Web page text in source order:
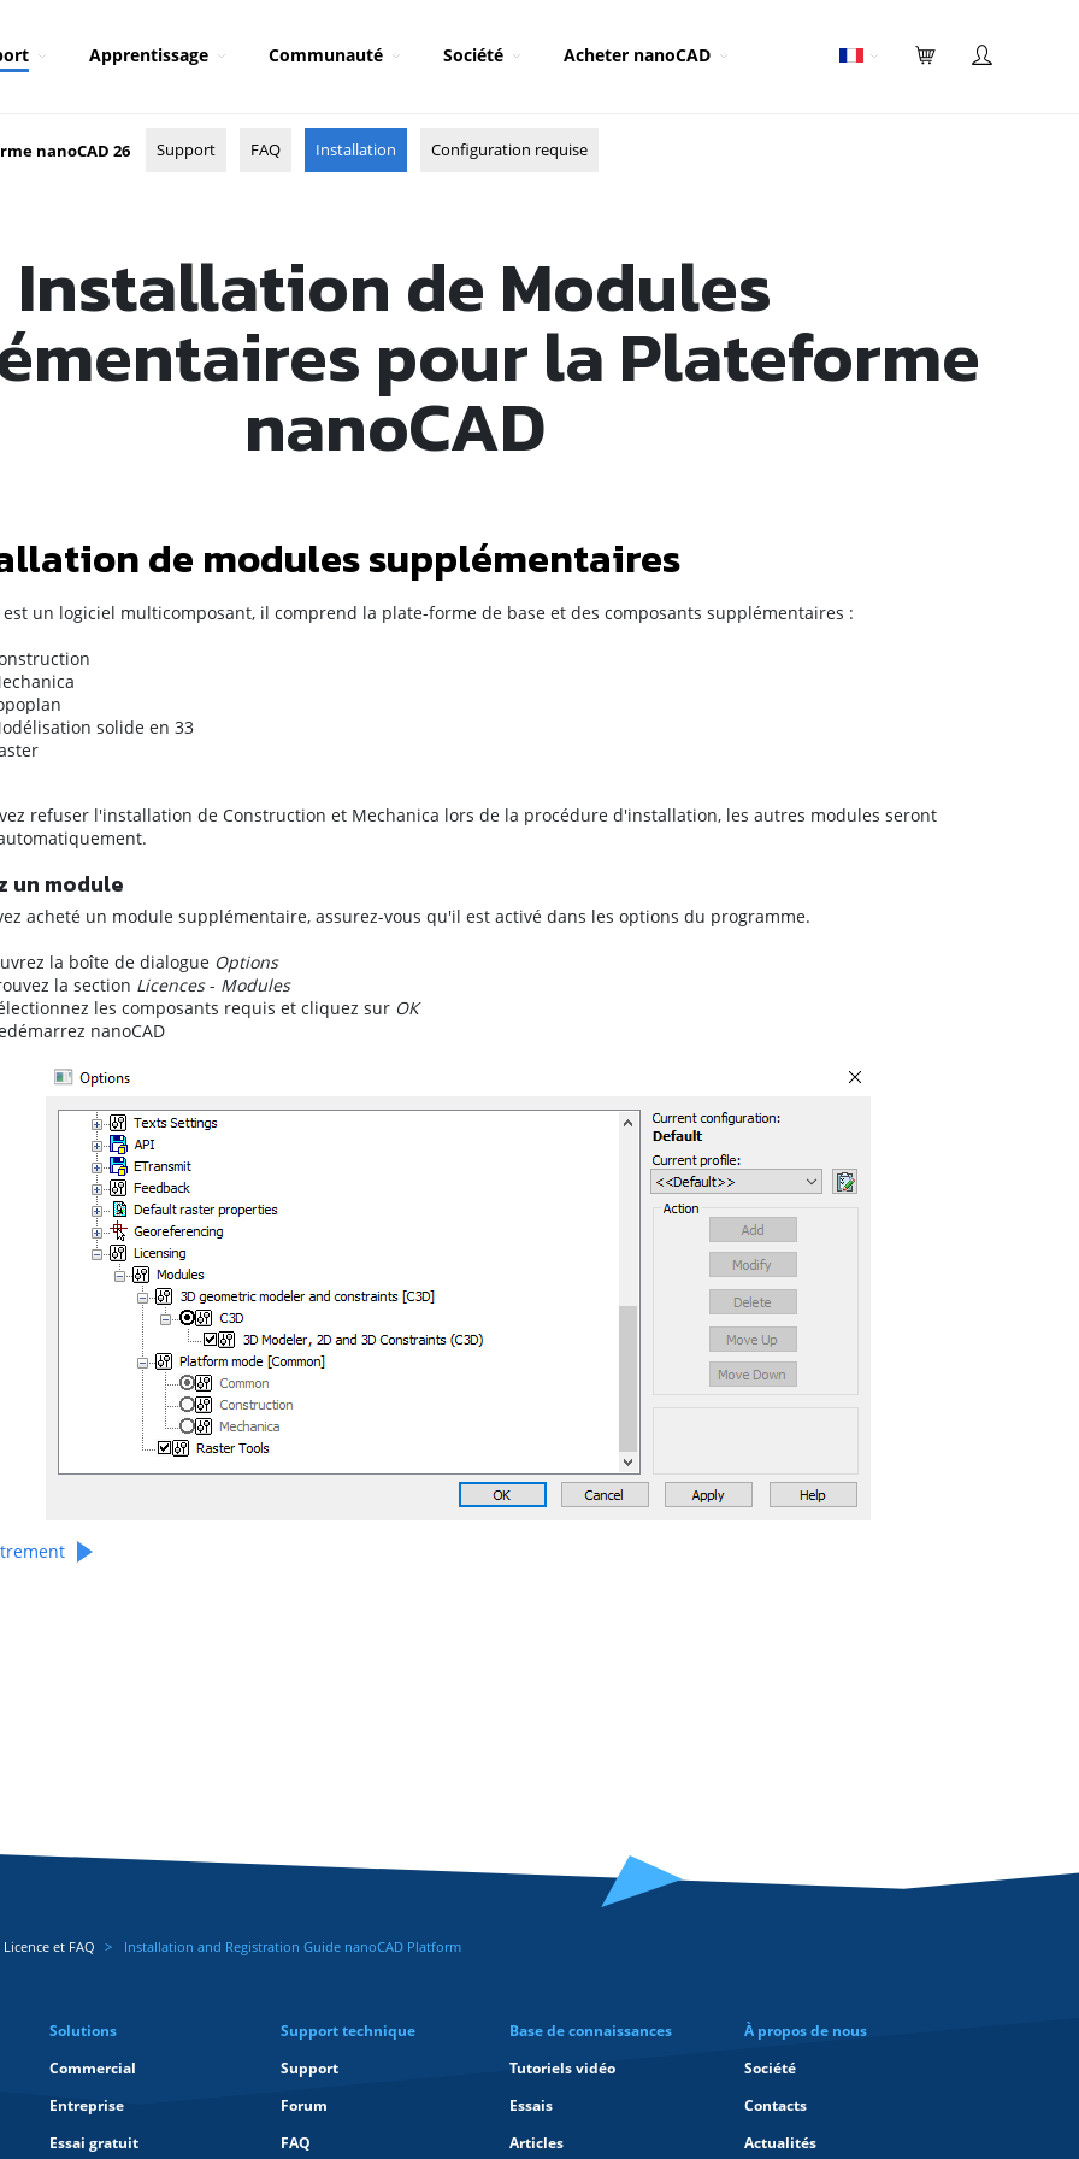
Apprentissage Communauté Société Acheter nanoCAD
nanoCAD 26 Support FAQ Installation Configuration requise
Installation de Modules
pour la Plateforme
nanoCAD
de modules supplémentaires
est un logiciel multicomposant, il comprend la plate-forme de base et des composants supplémentaires :
solide en 33
refuser l'installation de Construction et Mechanica lors de la procédure d'installation, les autres modules seront
un module
acheté un module supplémentaire, assurez-vous qu'il est activé dans les options du programme.
la boîte de dialogue Options
la section Licences- Modules
les composants requis et cliquez sur ОК
nanoCAD
et FAQ Installation and Registration Guide nanoCAD Platform
Solutions
Commercial
Entreprise
Essai gratuit
Support technique
Support
Forum
FAQ
Base de connaissances
Tutoriels vidéo
Essais
Articles
À propos de nous
Société
Contacts
Actualités